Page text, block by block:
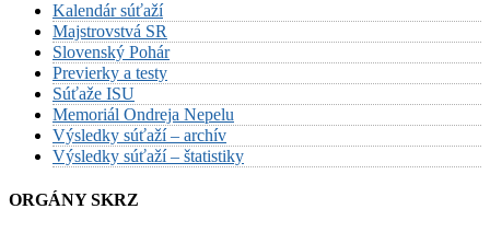
Kalendár súťaží
Majstrovstvá SR
Slovenský Pohár
Previerky a testy
Súťaže ISU
Memoriál Ondreja Nepelu
Výsledky súťaží – archív
Výsledky súťaží – štatistiky
ORGÁNY SKRZ